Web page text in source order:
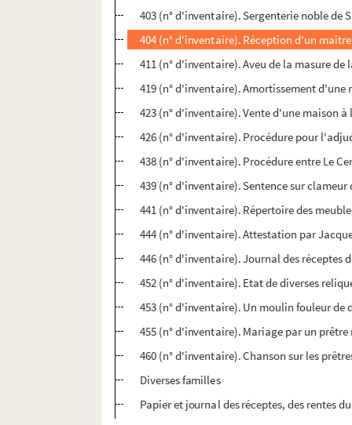
403 (n° d'inventaire). Sergenterie noble de
404 (n° d'inventaire). Réception d'un
411 (n° d'inventaire). Aveu de la masure
419 (n° d'inventaire). Amortissement
423 (n° d'inventaire). Vente d'une maison
426 (n° d'inventaire). Procédure pour
438 (n° d'inventaire). Procédure entre Le
439 (n° d'inventaire). Sentence sur
441 (n° d'inventaire). Répertoire des
444 (n° d'inventaire). Attestation par
446 (n° d'inventaire). Journal des réceptes
452 (n° d'inventaire). Etat de diverses
453 (n° d'inventaire). Un moulin fouleur de
455 (n° d'inventaire). Mariage par un
460 (n° d'inventaire). Chanson sur les
Diverses familles
Papier et journal des réceptes, des rentes